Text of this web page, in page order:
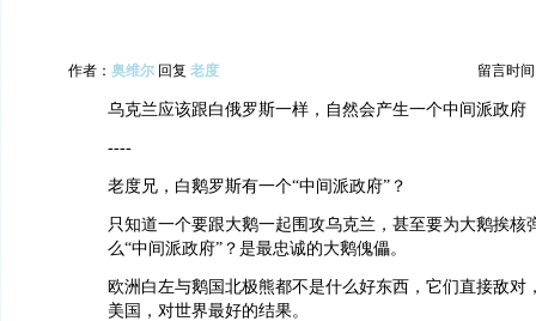
作者： 奥维尔 回复 老度 留言时间
乌克兰应该跟白俄罗斯一样，自然会产生一个中间派政府
----
老度兄，白鹅罗斯有一个“中间派政府”？
只知道一个要跟大鹅一起围攻乌克兰，甚至要为大鹅挨核
么“中间派政府”？是最忠诚的大鹅傀儡。
欧洲白左与鹅国北极熊都不是什么好东西，它们直接敌对
美国，对世界最好的结果。